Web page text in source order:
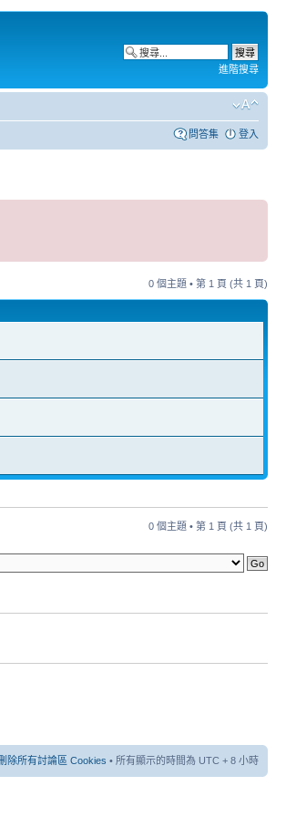
進階搜尋
問答集 登入
0 個主題 • 第 1 頁 (共 1 頁)
0 個主題 • 第 1 頁 (共 1 頁)
除所有討論區 Cookies • 所有顯示的時間為 UTC + 8 小時